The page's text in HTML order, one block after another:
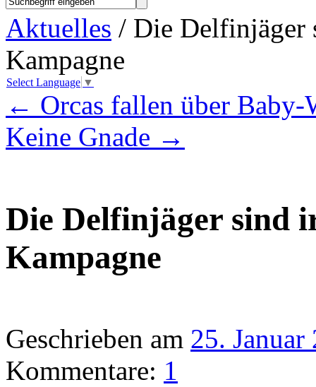
Aktuelles / Die Delfinjäger
Kampagne
Select Language ▼
← Orcas fallen über Baby-
Keine Gnade →
Die Delfinjäger sind
Kampagne
Geschrieben am 25. Januar
Kommentare: 1